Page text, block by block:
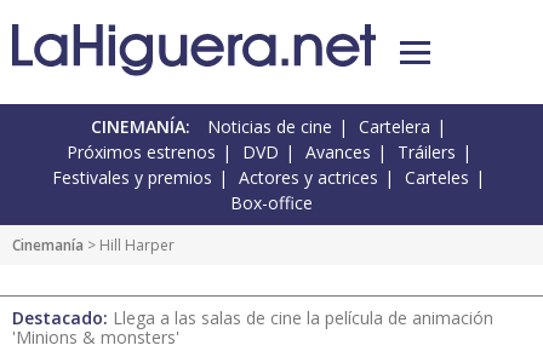
CINEMANÍA: Noticias de cine
Cartelera
Próximos estrenos
DVD Avances
Tráilers
Festivales y premios
Actores y actrices
Carteles
Box-office
Cinemanía > Hill Harper
Destacado: Llega a las salas de cine la película de animación
'Minions & monsters'